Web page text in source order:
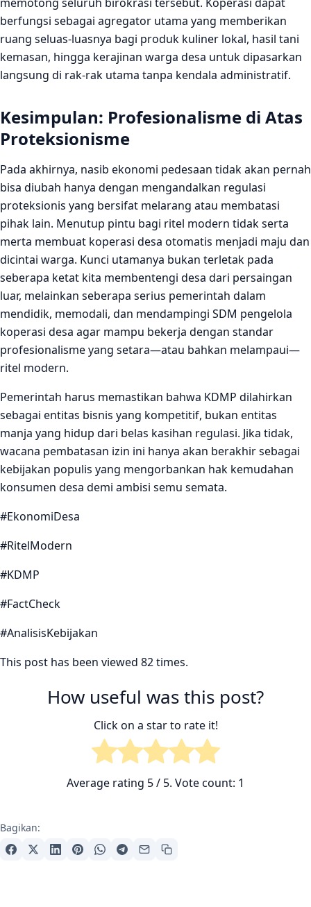
memotong seluruh birokrasi tersebut. Koperasi dapat
berfungsi sebagai agregator utama yang memberikan
ruang seluas-luasnya bagi produk kuliner lokal, hasil tani
kemasan, hingga kerajinan warga desa untuk dipasarkan
langsung di rak-rak utama tanpa kendala administratif.
Kesimpulan: Profesionalisme di Atas
Proteksionisme
Pada akhirnya, nasib ekonomi pedesaan tidak akan pernah
bisa diubah hanya dengan mengandalkan regulasi
proteksionis yang bersifat melarang atau membatasi
pihak lain. Menutup pintu bagi ritel modern tidak serta
merta membuat koperasi desa otomatis menjadi maju dan
dicintai warga. Kunci utamanya bukan terletak pada
seberapa ketat kita membentengi desa dari persaingan
luar, melainkan seberapa serius pemerintah dalam
mendidik, memodali, dan mendampingi SDM pengelola
koperasi desa agar mampu bekerja dengan standar
profesionalisme yang setara—atau bahkan melampaui—
ritel modern.
Pemerintah harus memastikan bahwa KDMP dilahirkan
sebagai entitas bisnis yang kompetitif, bukan entitas
manja yang hidup dari belas kasihan regulasi. Jika tidak,
wacana pembatasan izin ini hanya akan berakhir sebagai
kebijakan populis yang mengorbankan hak kemudahan
konsumen desa demi ambisi semu semata.
#EkonomiDesa
#RitelModern
#KDMP
#FactCheck
#AnalisisKebijakan
This post has been viewed 82 times.
How useful was this post?
Click on a star to rate it!
Average rating 5/ 5. Vote count: 1
Bagikan: